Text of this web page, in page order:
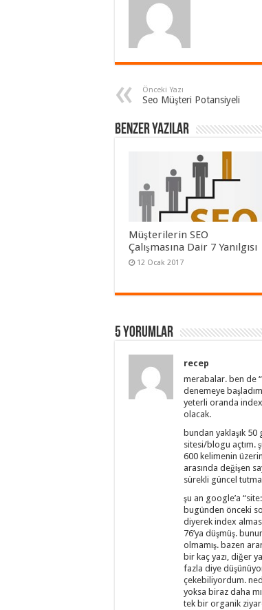
Önceki Yazı
Seo Müşteri Potansiyeli
Benzer Yazılar
Müşterilerin SEO
Çalışmasına Dair 7 Yanılgısı
12 Ocak 2017
5 Yorumlar
recep
merabalar. ben de
denemeye
yeterli oranda
olacak.
bundan yaklaşık
sitesi/blogu açtım.
600 kelimenin
arasında değişen
sürekli güncel
şu an google’a
bugünden önceki
diyerek index
76’ya düşmüş.
olmamış. bazen
bir kaç yazı, diğer
fazla diye
çekebiliyordum.
yoksa biraz daha
tek bir organik